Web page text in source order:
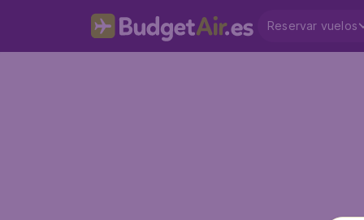
Reservar vuelos